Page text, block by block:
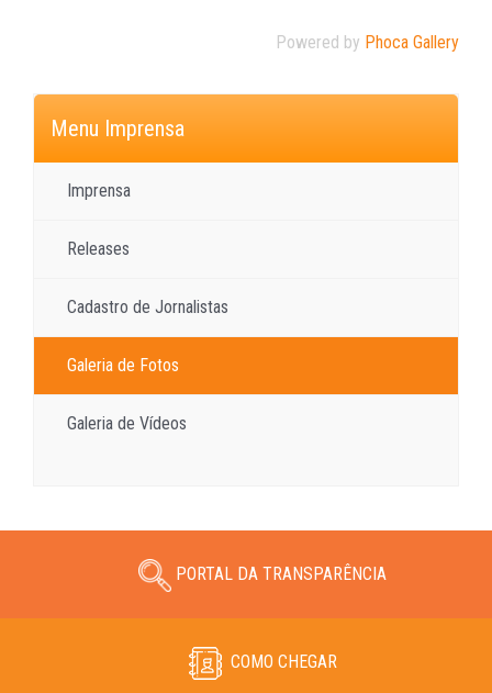
Powered by Phoca Gallery
Menu Imprensa
Imprensa
Releases
Cadastro de Jornalistas
Galeria de Fotos
Galeria de Vídeos
PORTAL DA TRANSPARÊNCIA
COMO CHEGAR